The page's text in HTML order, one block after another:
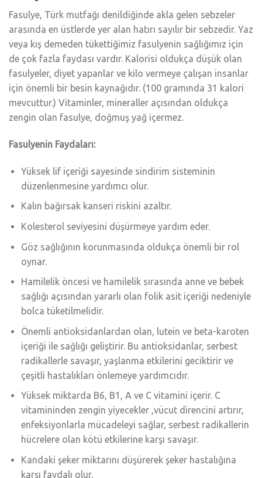
Fasulye, Türk mutfağı denildiğinde akla gelen sebzeler
arasında en üstlerde yer alan hatırı sayılır bir sebzedir. Yaz
veya kış demeden tükettiğimiz fasulyenin sağlığımız için
de çok fazla faydası vardır. Kalorisi oldukça düşük olan
fasulyeler, diyet yapanlar ve kilo vermeye çalışan insanlar
için önemli bir besin kaynağıdır. (100 gramında 31 kalori
mevcuttur.) Vitaminler, mineraller açısından oldukça
zengin olan fasulye, doğmuş yağ içermez.
Fasulyenin Faydaları:
Yüksek lif içeriği sayesinde sindirim sisteminin
düzenlenmesine yardımcı olur.
Kalın bağırsak kanseri riskini azaltır.
Kolesterol seviyesini düşürmeye yardım eder.
Göz sağlığının korunmasında oldukça önemli bir rol
oynar.
Hamilelik öncesi ve hamilelik sırasında anne ve bebek
sağlığı açısından yararlı olan folik asit içeriği nedeniyle
bolca tüketilmelidir.
Önemli antioksidanlardan olan, lutein ve beta-karoten
içeriği ile sağlığı geliştirir. Bu antioksidanlar, serbest
radikallerle savaşır, yaşlanma etkilerini geciktirir ve
çeşitli hastalıkları önlemeye yardımcıdır.
Yüksek miktarda B6, B1, A ve C vitamini içerir. C
vitamininden zengin yiyecekler ,vücut direncini artırır,
enfeksiyonlarla mücadeleyi sağlar, serbest radikallerin
hücrelere olan kötü etkilerine karşı savaşır.
Kandaki şeker miktarını düşürerek şeker hastalığına
karşı faydalı olur.